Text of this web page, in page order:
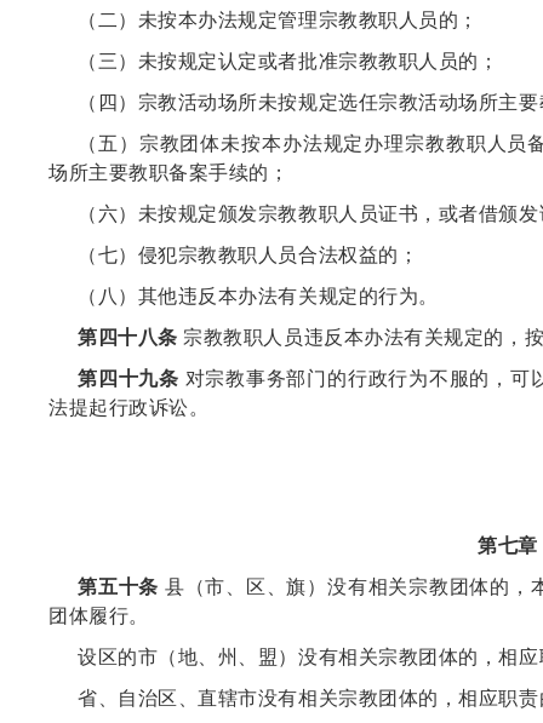
（二）未按本办法规定管理宗教教职人员的；
（三）未按规定认定或者批准宗教教职人员的；
（四）宗教活动场所未按规定选任宗教活动场所主
（五）宗教团体未按本办法规定办理宗教教职人
场所主要教职备案手续的；
（六）未按规定颁发宗教教职人员证书，或者借颁
（七）侵犯宗教教职人员合法权益的；
（八）其他违反本办法有关规定的行为。
第四十八条 宗教教职人员违反本办法有关规定的，
第四十九条 对宗教事务部门的行政行为不服的，可
法提起行政诉讼。
第七
第五十条 县（市、区、旗）没有相关宗教团体的，
团体履行。
设区的市（地、州、盟）没有相关宗教团体的，相
省、自治区、直辖市没有相关宗教团体的，相应职